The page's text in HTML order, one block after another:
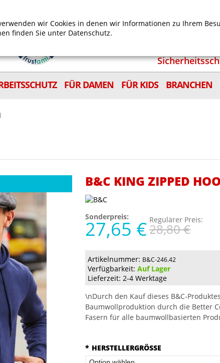
FÜR DAMEN FÜR KIDS BRANCHEN
B&C KING ZIPPED
Sonderpreis:
27,65 € Regulärer Preis:
28,80 €
Artikelnummer: B&C-246.42
Verfügbarkeit: Auf Lager
Lieferzeit: 2-4 Werktage
\nDurch den Kauf dieses B&C-
Baumwollproduktion durch die Better
Fasern für alle baumwollbasierten
* HERSTELLERGRÖSSE
wir Cookies in denen wir Informationen zu Ihrem
finden Sie unter Datenschutz.